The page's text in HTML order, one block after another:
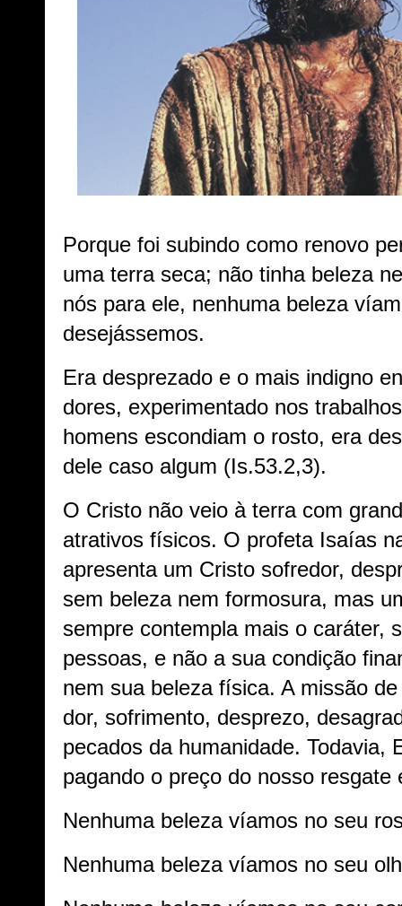
Porque foi subindo como renovo
uma terra seca; não tinha beleza
nós para ele, nenhuma beleza
desejássemos.
Era desprezado e o mais indigno
dores, experimentado nos
homens escondiam o rosto, era
dele caso algum (Is.53.2,3).
O Cristo não veio à terra com
atrativos físicos. O profeta Isaías
apresenta um Cristo sofredor,
sem beleza nem formosura, mas
sempre contempla mais o caráter,
pessoas, e não a sua condição
nem sua beleza física. A missão
dor, sofrimento, desprezo,
pecados da humanidade. Todavia,
pagando o preço do nosso
Nenhuma beleza víamos no seu
Nenhuma beleza víamos no seu